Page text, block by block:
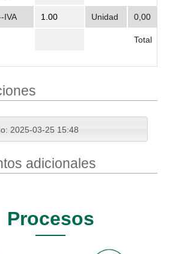
IVA 1.00 Unidad 0,00
Total
2025-03-25 15:48
adicionales
Procesos